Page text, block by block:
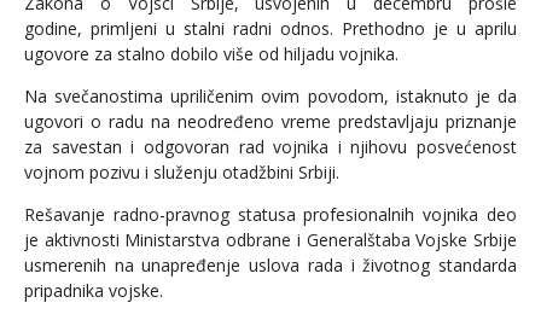
godine, primljeni u stalni radni odnos. Prethodno je u aprilu
ugovore za stalno dobilo više od hiljadu vojnika.
Na svečanostima upriličenim ovim povodom, istaknuto je da
ugovori o radu na neodređeno vreme predstavljaju priznanje
za savestan i odgovoran rad vojnika i njihovu posvećenost
vojnom pozivu i služenju otadžbini Srbiji.
Rešavanje radno-pravnog statusa profesionalnih vojnika deo
je aktivnosti Ministarstva odbrane i Generalštaba Vojske Srbije
usmerenih na unapređenje uslova rada i životnog standarda
pripadnika vojske.